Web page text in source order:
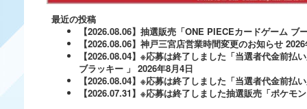
最近の投稿
【2026.08.06】抽選販売「ONE PIECEカードゲーム ブ
【2026.08.06】神戸三宮店営業時間変更のお知らせ
【2026.08.04】※応募は終了しました「当選者代金前
ブラッキー 」 2026年8月4日
【2026.08.04】※応募は終了しました「当選者代金前
【2026.07.31】※応募は終了しました抽選販売「ポケ